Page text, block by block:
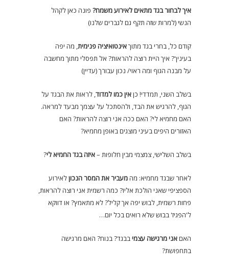
איך לבחור בגד מתאים לאירוע משמח? פונה כאן לקהל
הנשי (למרות שזה תקף גם לגברים שלנו)
קודם כל, בחרי בגד מתוךאינטואיציה פנימית, מה יפה
בעיניך? איך היית רוצה להראות? אל תפסלי מתוך מחשבה
על מבנה הגוף ומה ראוי/ נכון עבורך (עדיין)
בשלב השני, תמדדי! כןאין כמו למדוד, לראות את הבגד על
הגוף, להרגיש את הבד, ולהסתכל על עצמך מבעד למראה.
האם מחמיא לי? האם ככה אני רוצה להראות? האם
האזורים היפים בעיני מוצגים באופן מחמיא?
בשלב השלישי, צמצמי מבין חלופות –איזה בגד החמיא לי?
לאחר שבגד מחמיא: מהמעביר את המסר הנכוןלאירוע
הספציפי שאני הולכת אליו? כמה רשמית אני רוצה להראות,
פחות רשמית, לבוש יפה אך קליל? לא מתאמץ? או דווקא
ל'הפגיז' בבוש שלא רואים בכל יום…
האםאני מרגישה עצמיבבגד? בנוח? האם מרגישה
בתחפושת?